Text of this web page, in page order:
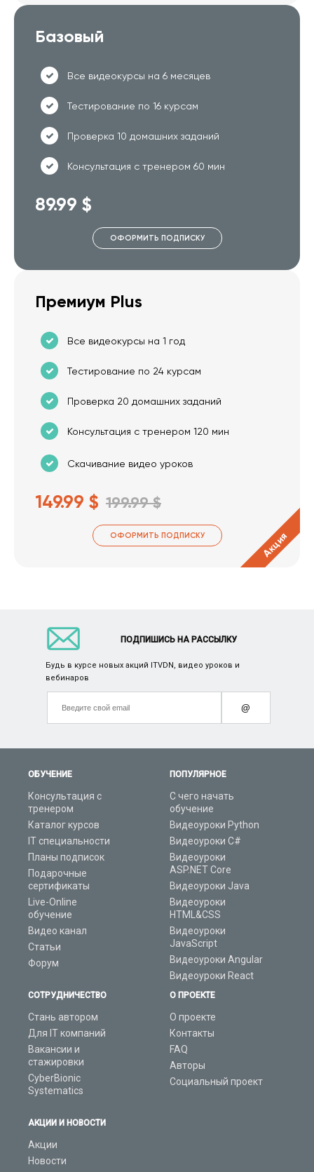
Базовый
Все видеокурсы на 6 месяцев
Тестирование по 16 курсам
Проверка 10 домашних заданий
Консультация с тренером 60 мин
89.99 $
ОФОРМИТЬ ПОДПИСКУ
Премиум Plus
Все видеокурсы на 1 год
Тестирование по 24 курсам
Проверка 20 домашних заданий
Консультация с тренером 120 мин
Скачивание видео уроков
149.99 $ 199.99 $
ОФОРМИТЬ ПОДПИСКУ Акция
ОБУЧЕНИЕ
Консультация с
тренером
Каталог курсов
IT специальности
Планы подписок
Подарочные
сертификаты
Live-Online
обучение
Видео канал
Статьи
Форум
ПОПУЛЯРНОЕ
С чего начать
обучение
Видеоуроки Python
Видеоуроки C#
Видеоуроки
ASP.NET Core
Видеоуроки Java
Видеоуроки
HTML&CSS
Видеоуроки
JavaScript
Видеоуроки Angular
Видеоуроки React
СОТРУДНИЧЕСТВО
Стань автором
Для IT компаний
Вакансии и
стажировки
CyberBionic
Systematics
АКЦИИ И НОВОСТИ
Акции
Новости
О ПРОЕКТЕ
О проекте
Контакты
FAQ
Авторы
Социальный проект
ПОДПИШИСЬ НА РАССЫЛКУ
Будь в курсе новых акций ITVDN, видео уроков и
вебинаров
@